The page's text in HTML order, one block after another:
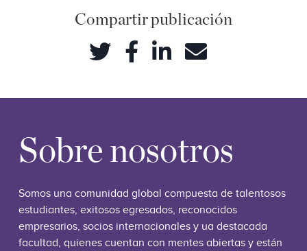
Compartir publicación
Sobre nosotros
Somos una comunidad global compuesta de talentosos
estudiantes, exitosos egresados, reconocidos
empresarios, socios internacionales y ua destacada
facultad, quienes cuentan con mentes abiertas y están